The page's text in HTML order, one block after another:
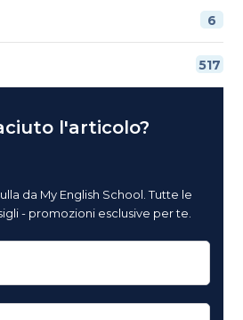
6
517
l'articolo?
da My English School. Tutte le
- promozioni esclusive per te.